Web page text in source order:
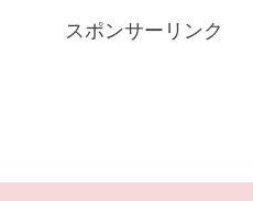
スポンサーリンク